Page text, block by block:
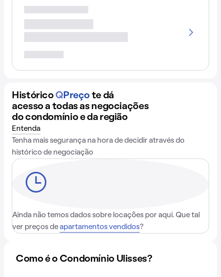
Histórico QPreço te dá
acesso a todas as negociações
do condomínio e da região
Entenda
Tenha mais segurança na hora de decidir através do
histórico de negociação
Ainda não temos dados sobre locações por aqui. Que tal
ver preços de apartamentos vendidos?
Como é o Condomínio Ulisses?